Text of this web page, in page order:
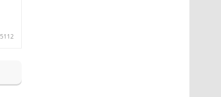
5112